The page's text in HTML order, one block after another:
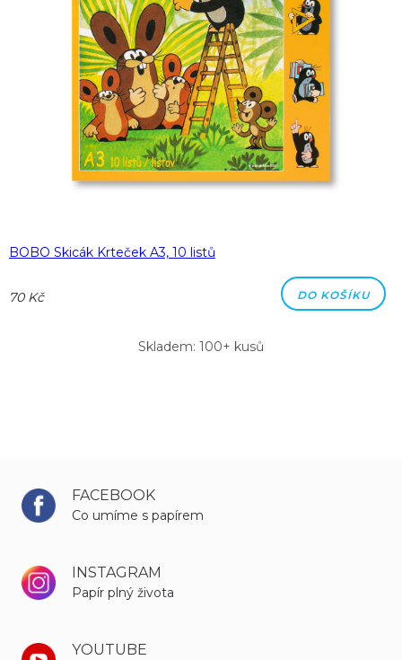
BOBO Skicák Krteček A3, 10 listů
70 Kč DO KOŠÍKU
Skladem: 100+ kusů
FACEBOOK
Co umíme s papírem
INSTAGRAM
Papír plný života
YOUTUBE